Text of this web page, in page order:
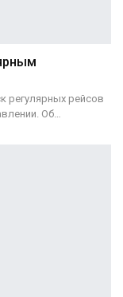
регулярных рейсов
Об…